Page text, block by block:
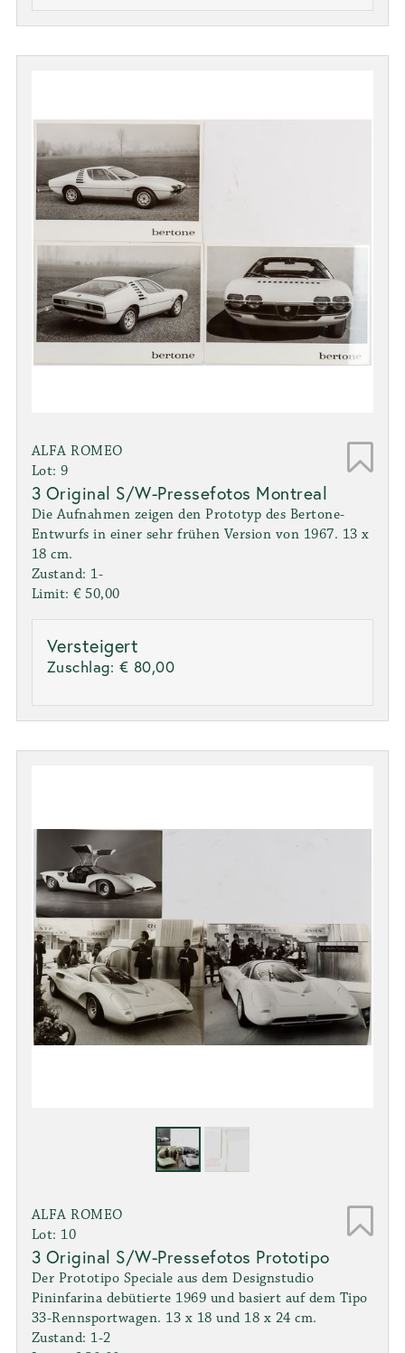
ALFA ROMEO
Lot: 9
3 Original S/W-Pressefotos Montreal
Die Aufnahmen zeigen den Prototyp des Bertone-
Entwurfs in einer sehr frühen Version von 1967. 13 x
18 cm.
Zustand: 1-
Limit: € 50,00
Versteigert
Zuschlag: € 80,00
ALFA ROMEO
Lot: 10
3 Original S/W-Pressefotos Prototipo
Der Prototipo Speciale aus dem Designstudio
Pininfarina debütierte 1969 und basiert auf dem Tipo
33-Rennsportwagen. 13 x 18 und 18 x 24 cm.
Zustand: 1-2